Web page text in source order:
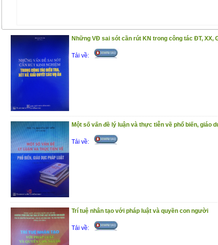
Những VĐ sai sót cần rút KN trong công tác ĐT, XX,
Tải về:
Một số vấn đề lý luận và thực tiễn về phổ biến, giáo
Tải về:
Trí tuệ nhân tạo với pháp luật và quyền con người
Tải về: